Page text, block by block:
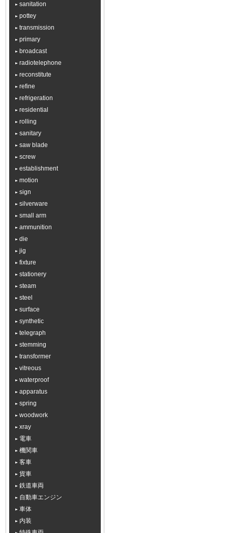
sanitation
pottey
transmission
primary
broadcast
radiotelephone
reconstitute
refine
refrigeration
residential
rolling
sanitary
saw blade
screw
establishment
motion
sign
silverware
small arm
ammunition
die
jig
fixture
stationery
steam
steel
surface
synthetic
telegraph
stemming
transformer
vitreous
waterproof
apparatus
spring
woodwork
xray
電車
機関車
客車
貨車
鉄道車両
自動車エンジン
車体
内装